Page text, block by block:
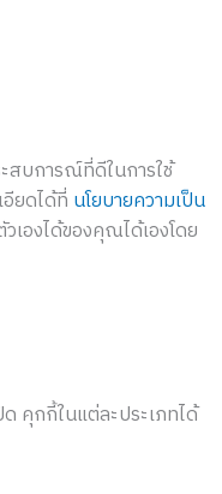
สบการณ์ที่ดีในการใช้
ยดได้ที่ นโยบายความเป็น
เองได้ของคุณได้เองโดย
คุกกี้ในแต่ละประเภทได้